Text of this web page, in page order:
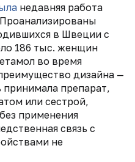
недавняя работа
в Швеции с
186 тыс. женщин
во время
дизайна —
препарат,
или сестрой,
применения
связь с
не